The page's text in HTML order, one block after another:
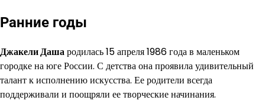
Ранние годы
Джакели Дашародилась 15 апреля 1986 года в маленьком
городке на юге России. С детства она проявила удивительный
талант к исполнению искусства. Ее родители всегда
поддерживали и поощряли ее творческие начинания.